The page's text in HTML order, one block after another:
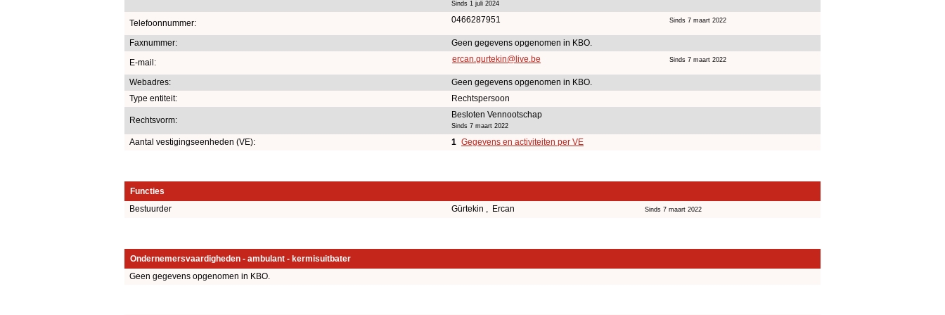
Sinds 1 juli 2024
Telefoonnummer: 0466287951 Sinds 7 maart 2022
Faxnummer:
Geen gegevens opgenomen in KBO.
E-mail:
ercan.gurtekin@live.be Sinds 7 maart 2022
Webadres:
Geen gegevens opgenomen in KBO.
Type entiteit:
Rechtspersoon
Rechtsvorm:
Besloten Vennootschap
Sinds 7 maart 2022
Aantal vestigingseenheden (VE): 1 Gegevens en activiteiten per VE
Functies
Bestuurder
Gürtekin , Ercan Sinds 7 maart 2022
Ondernemersvaardigheden - ambulant - kermisuitbater
Geen gegevens opgenomen in KBO.